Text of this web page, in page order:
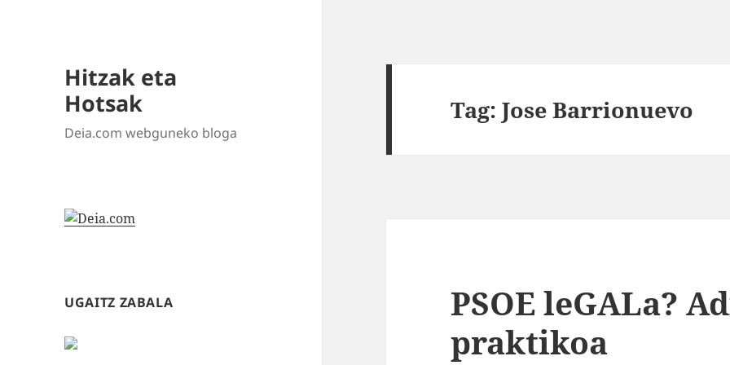
Hitzak eta
Hotsak
Deia.com webguneko bloga
UGAITZ ZABALA
Tag:Jose Barrionuevo
PSOE leGALa?
praktikoa